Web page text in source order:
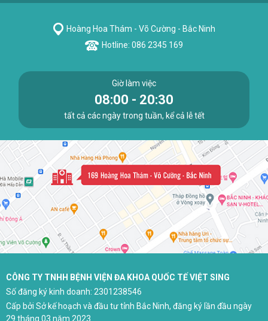
Hoàng Hoa Thám - Võ Cường - Bắc Ninh
Hotline: 086 2345 169
Giờ làm việc
08:00 - 20:30
tất cả các ngày trong tuần, kể cả lễ tết
CÔNG TY TNHH BỆNH VIỆN ĐA KHOA QUỐC TẾ VIỆT SING
Số đăng ký kinh doanh: 2301238546
Cấp bởi Sở kế hoạch và đầu tư tỉnh Bắc Ninh, đăng ký lần đầu ngày
29 tháng 03 năm 2023